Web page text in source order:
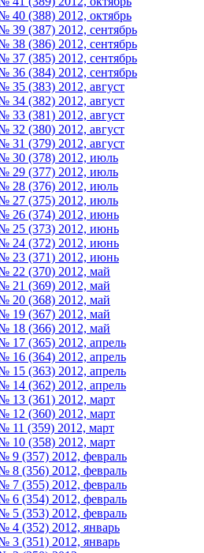
40 (388) 2012, октябрь
39 (387) 2012, сентябрь
38 (386) 2012, сентябрь
37 (385) 2012, сентябрь
36 (384) 2012, сентябрь
35 (383) 2012, август
34 (382) 2012, август
33 (381) 2012, август
32 (380) 2012, август
31 (379) 2012, август
30 (378) 2012, июль
29 (377) 2012, июль
28 (376) 2012, июль
27 (375) 2012, июль
26 (374) 2012, июнь
25 (373) 2012, июнь
24 (372) 2012, июнь
23 (371) 2012, июнь
22 (370) 2012, май
21 (369) 2012, май
20 (368) 2012, май
19 (367) 2012, май
18 (366) 2012, май
17 (365) 2012, апрель
16 (364) 2012, апрель
15 (363) 2012, апрель
14 (362) 2012, апрель
13 (361) 2012, март
12 (360) 2012, март
11 (359) 2012, март
10 (358) 2012, март
9 (357) 2012, февраль
8 (356) 2012, февраль
7 (355) 2012, февраль
6 (354) 2012, февраль
5 (353) 2012, февраль
4 (352) 2012, январь
3 (351) 2012, январь